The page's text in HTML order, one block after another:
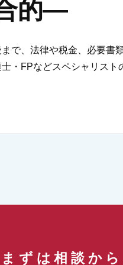
的―
で、法律や税金、必要書
・FPなどスペシャリスト
まずは相談か